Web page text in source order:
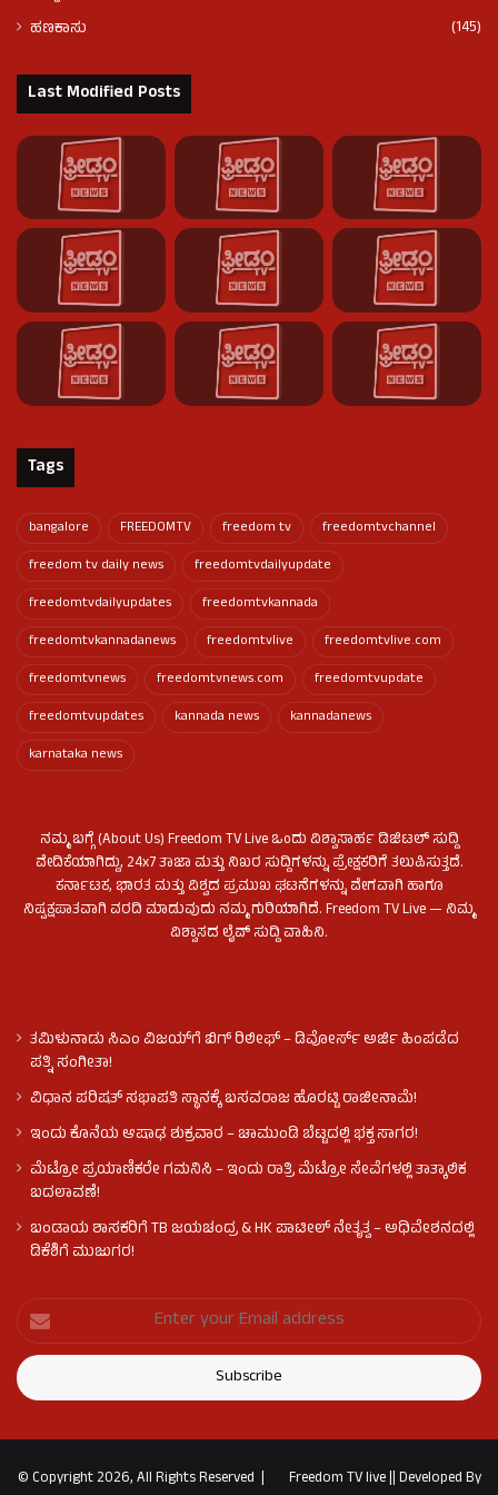
ಹಣಕಾಸು
(145)
Last Modified Posts
Tags
bangalore FREEDOMTV freedom tv
freedomtvchannel
freedom tv daily news
freedomtvdailyupdate
freedomtvdailyupdates
freedomtvkannada
freedomtvkannadanews
freedomtvlive
freedomtvlive.com
freedomtvnews
freedomtvnews.com
freedomtvupdate
freedomtvupdates
kannada news
kannadanews
karnataka news
ನಮ್ಮ ಬಗ್ಗೆ (About Us) Freedom TV Live ಒಂದು ವಿಶ್ವಾಸಾರ್ಹ ಡಿಜಿಟಲ್ ಸುದ್ದಿ
ವೇದಿಕೆಯಾಗಿದ್ದು, 24x7 ತಾಜಾ ಮತ್ತು ನಿಖರ ಸುದ್ದಿಗಳನ್ನು ಪ್ರೇಕ್ಷಕರಿಗೆ ತಲುಪಿಸುತ್ತದೆ.
ಕರ್ನಾಟಕ, ಭಾರತ ಮತ್ತು ವಿಶ್ವದ ಪ್ರಮುಖ ಘಟನೆಗಳನ್ನು ವೇಗವಾಗಿ ಹಾಗೂ
ನಿಷ್ಪಕ್ಷಪಾತವಾಗಿ ವರದಿ ಮಾಡುವುದು ನಮ್ಮ ಗುರಿಯಾಗಿದೆ. Freedom TV Live — ನಿಮ್ಮ
ವಿಶ್ವಾಸದ ಲೈವ್ ಸುದ್ದಿ ವಾಹಿನಿ.
ತಮಿಳುನಾಡು ಸಿಎಂ ವಿಜಯ್‌ಗೆ ಬಿಗ್ ರಿಲೀಫ್ – ಡಿವೋರ್ಸ್ ಅರ್ಜಿ ಹಿಂಪಡೆದ
ಪತ್ನಿ ಸಂಗೀತಾ!
ವಿಧಾನ ಪರಿಷತ್ ಸಭಾಪತಿ ಸ್ಥಾನಕ್ಕೆ ಬಸವರಾಜ ಹೊರಟ್ಟಿ ರಾಜೀನಾಮೆ!
ಇಂದು ಕೊನೆಯ ಆಷಾಢ ಶುಕ್ರವಾರ – ಚಾಮುಂಡಿ ಬೆಟ್ಟದಲ್ಲಿ ಭಕ್ತ ಸಾಗರ!
ಮೆಟ್ರೋ ಪ್ರಯಾಣಿಕರೇ ಗಮನಿಸಿ – ಇಂದು ರಾತ್ರಿ ಮೆಟ್ರೋ ಸೇವೆಗಳಲ್ಲಿ ತಾತ್ಕಾಲಿಕ
ಬದಲಾವಣೆ!
ಬಂಡಾಯ ಶಾಸಕರಿಗೆ TB ಜಯಚಂದ್ರ & HK ಪಾಟೀಲ್ ನೇತೃತ್ವ – ಅಧಿವೇಶನದಲ್ಲಿ
ಡಿಕೆಶಿಗೆ ಮುಜುಗರ!
© Copyright 2026, All Rights Reserved | Freedom TV live||Developed By